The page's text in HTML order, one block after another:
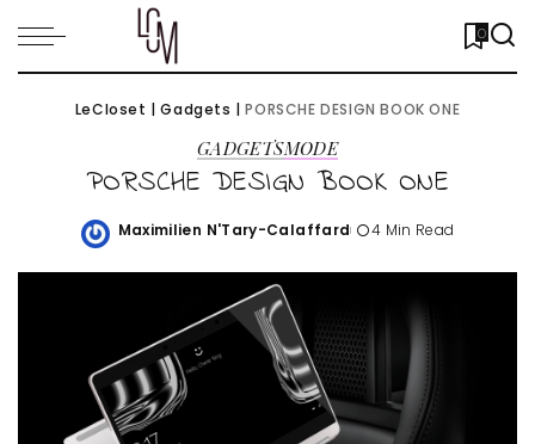
0
LeCloset |Gadgets |PORSCHE DESIGN BOOK ONE
GADGETSMODE
PORSCHE DESIGN BOOK ONE
Posted
Maximilien N'Tary-Calaffard 4 Min Read